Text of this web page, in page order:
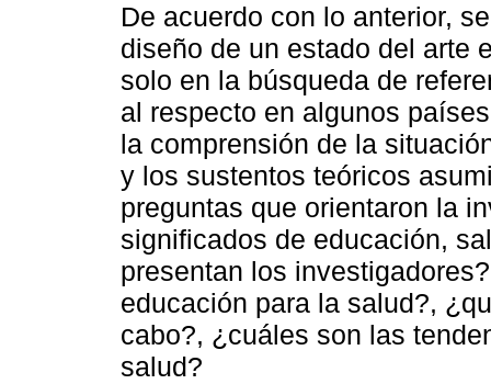
De acuerdo con lo anterior,
diseño de un estado del arte
solo en la búsqueda de
al respecto en algunos
la comprensión de la
y los sustentos teóricos
preguntas que orientaron la
significados de educación,
presentan los
educación para la salud?,
cabo?, ¿cuáles son las
salud?